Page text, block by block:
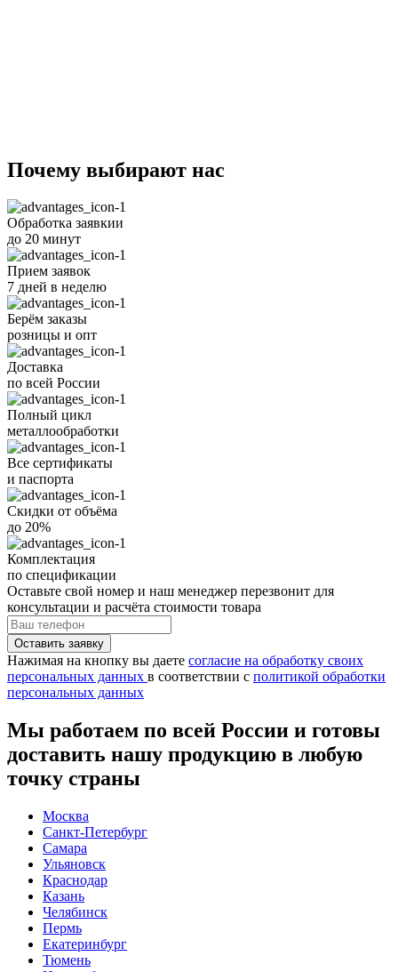
Почему выбирают нас
Обработка заявкии
до 20 минут
Прием заявок
7 дней в неделю
Берём заказы
розницы и опт
Доставка
по всей России
Полный цикл
металлообработки
Все сертификаты
и паспорта
Скидки от объёма
до 20%
Комплектация
по спецификации
Оставьте свой номер и наш менеджер перезвонит для
консультации и расчёта стоимости товара
Нажимая на кнопку вы даете согласие на обработку своих
персональных данных в соответствии с политикой обработки
персональных данных
Мы работаем по всей России и готовы
доставить нашу продукцию в любую
точку страны
Москва
Санкт-Петербург
Самара
Ульяновск
Краснодар
Казань
Челябинск
Пермь
Екатеринбург
Тюмень